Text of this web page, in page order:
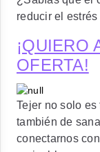
reducir el
¡QUIERO
OFERTA!
Tejer no solo
también de
conectarnos